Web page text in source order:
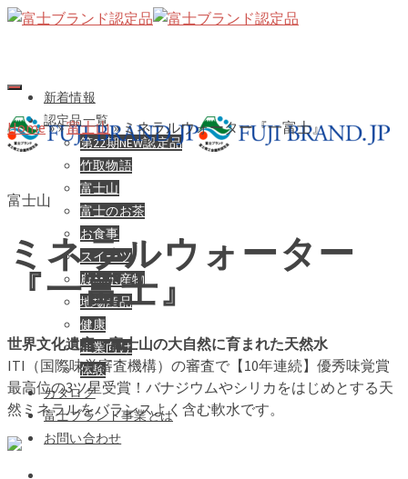
新着情報
認定品一覧
第22期NEW認定品
竹取物語
富士山
富士のお茶
お食事
スイーツ
農林水産物
地場産品
健康
企業向け
体験
カタログ
富士ブランド事業とは
お問い合わせ
Home»»富士山» ミネラルウォーター『一富士』
富士山
ミネラルウォーター
『一富士』
世界文化遺産・富士山の大自然に育まれた天然水
ITI（国際味覚審査機構）の審査で【10年連続】優秀味覚賞
最高位の3ツ星受賞！バナジウムやシリカをはじめとする天
然ミネラルをバランスよく含む軟水です。